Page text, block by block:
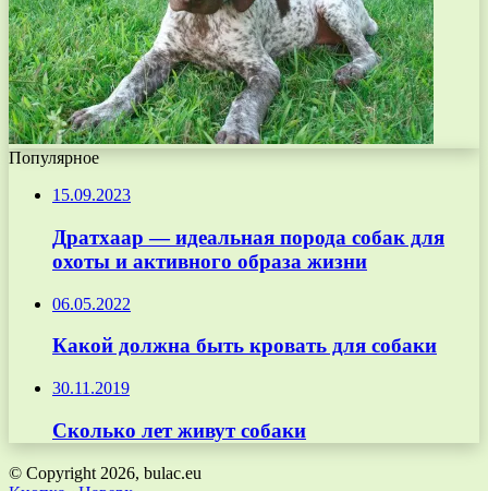
Популярное
15.09.2023
Дратхаар — идеальная порода собак для
охоты и активного образа жизни
06.05.2022
Какой должна быть кровать для собаки
30.11.2019
Сколько лет живут собаки
© Copyright 2026, bulac.eu